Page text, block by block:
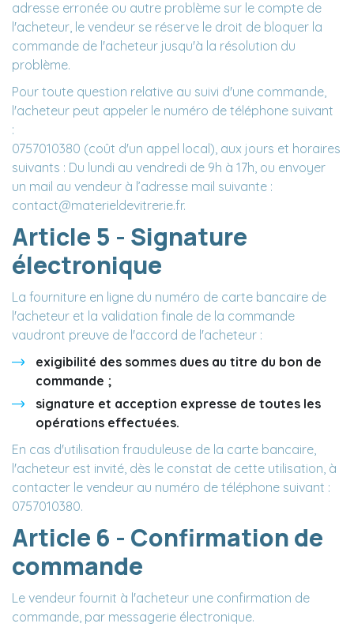
adresse erronée ou autre problème sur le compte de
l'acheteur, le vendeur se réserve le droit de bloquer la
commande de l'acheteur jusqu'à la résolution du
problème.
Pour toute question relative au suivi d'une commande,
l'acheteur peut appeler le numéro de téléphone suivant
:
0757010380 (coût d'un appel local), aux jours et horaires
suivants : Du lundi au vendredi de 9h à 17h, ou envoyer
un mail au vendeur à l’adresse mail suivante :
contact@materieldevitrerie.fr.
Article 5 - Signature
électronique
La fourniture en ligne du numéro de carte bancaire de
l'acheteur et la validation finale de la commande
vaudront preuve de l'accord de l'acheteur :
exigibilité des sommes dues au titre du bon de
commande ;
signature et acception expresse de toutes les
opérations effectuées.
En cas d'utilisation frauduleuse de la carte bancaire,
l'acheteur est invité, dès le constat de cette utilisation, à
contacter le vendeur au numéro de téléphone suivant :
0757010380.
Article 6 - Confirmation de
commande
Le vendeur fournit à l'acheteur une confirmation de
commande, par messagerie électronique.